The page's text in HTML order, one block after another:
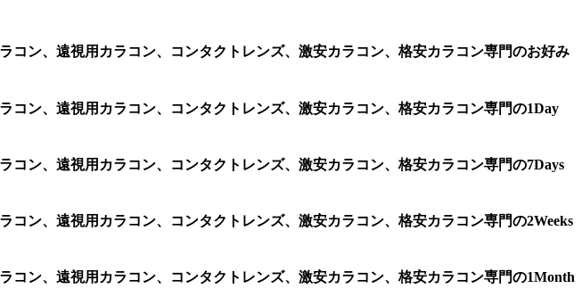
ン、遠視用カラコン、コンタクトレンズ、激安カラコン、格安カラコン専門のお好み
ン、遠視用カラコン、コンタクトレンズ、激安カラコン、格安カラコン専門の1Day
ン、遠視用カラコン、コンタクトレンズ、激安カラコン、格安カラコン専門の7Days
ン、遠視用カラコン、コンタクトレンズ、激安カラコン、格安カラコン専門の2Weeks
コン、遠視用カラコン、コンタクトレンズ、激安カラコン、格安カラコン専門の1Month